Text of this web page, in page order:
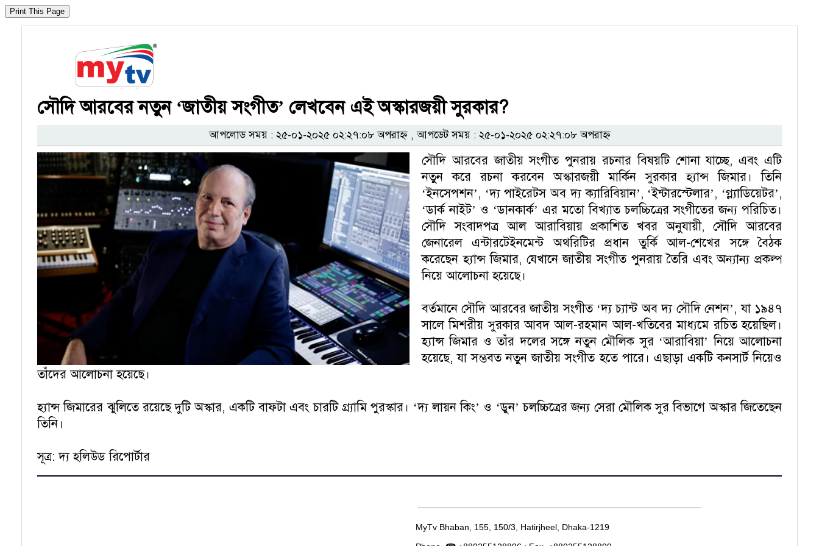
সৌদি আরবের নতুন ‌‘জাতীয় সংগীত’ লেখবেন এই অস্কারজয়ী সুরকার?
আপলোড সময় : ২৫-০১-২০২৫ ০২:২৭:০৮ অপরাহ্ন , আপডেট সময় : ২৫-০১-২০২৫ ০২:২৭:০৮ অপরাহ্ন
সৌদি আরবের জাতীয় সংগীত পুনরায় রচনার বিষয়টি শোনা যাচ্ছে, এবং এটি
নতুন করে রচনা করবেন অস্কারজয়ী মার্কিন সুরকার হ্যান্স জিমার। তিনি
‘ইনসেপশন’, ‘দ্য পাইরেটস অব দ্য ক্যারিবিয়ান’, ‘ইন্টারস্টেলার’, ‘গ্ল্যাডিয়েটর’,
‘ডার্ক নাইট’ ও ‘ডানকার্ক’ এর মতো বিখ্যাত চলচ্চিত্রের সংগীতের জন্য পরিচিত।
সৌদি সংবাদপত্র আল আরাবিয়ায় প্রকাশিত খবর অনুযায়ী, সৌদি আরবের
জেনারেল এন্টারটেইনমেন্ট অথরিটির প্রধান তুর্কি আল-শেখের সঙ্গে বৈঠক
করেছেন হ্যান্স জিমার, যেখানে জাতীয় সংগীত পুনরায় তৈরি এবং অন্যান্য প্রকল্প
নিয়ে আলোচনা হয়েছে।
বর্তমানে সৌদি আরবের জাতীয় সংগীত ‘দ্য চ্যান্ট অব দ্য সৌদি নেশন’, যা ১৯৪৭
সালে মিশরীয় সুরকার আবদ আল-রহমান আল-খতিবের মাধ্যমে রচিত হয়েছিল।
হ্যান্স জিমার ও তাঁর দলের সঙ্গে নতুন মৌলিক সুর ‘আরাবিয়া’ নিয়ে আলোচনা
হয়েছে, যা সম্ভবত নতুন জাতীয় সংগীত হতে পারে। এছাড়া একটি কনসার্ট নিয়েও
তাঁদের আলোচনা হয়েছে।
হ্যান্স জিমারের ঝুলিতে রয়েছে দুটি অস্কার, একটি বাফটা এবং চারটি গ্র্যামি পুরস্কার। ‘দ্য লায়ন কিং’ ও ‘ডুন’ চলচ্চিত্রের জন্য সেরা মৌলিক সুর বিভাগে অস্কার জিতেছেন
তিনি।
সূত্র: দ্য হলিউড রিপোর্টার
MyTv Bhaban, 155, 150/3, Hatirjheel, Dhaka-1219